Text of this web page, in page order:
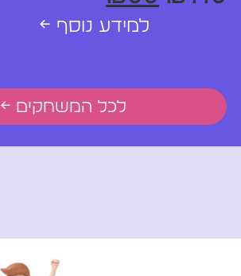
למידע נוסף ←
לכל המשחקים ←